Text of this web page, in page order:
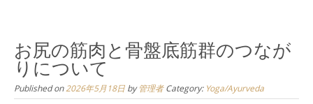
お尻の筋肉と骨盤底筋群のつなが
りについて
Published on2026年5月18日 by管理者Category: Yoga/Ayurveda